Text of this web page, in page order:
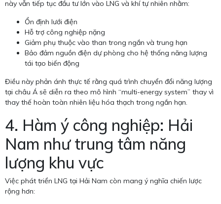
này vẫn tiếp tục đầu tư lớn vào LNG và khí tự nhiên nhằm:
Ổn định lưới điện
Hỗ trợ công nghiệp nặng
Giảm phụ thuộc vào than trong ngắn và trung hạn
Bảo đảm nguồn điện dự phòng cho hệ thống năng lượng
tái tạo biến động
Điều này phản ánh thực tế rằng quá trình chuyển đổi năng lượng
tại châu Á sẽ diễn ra theo mô hình “multi-energy system” thay vì
thay thế hoàn toàn nhiên liệu hóa thạch trong ngắn hạn.
4. Hàm ý công nghiệp: Hải
Nam như trung tâm năng
lượng khu vực
Việc phát triển LNG tại Hải Nam còn mang ý nghĩa chiến lược
rộng hơn: